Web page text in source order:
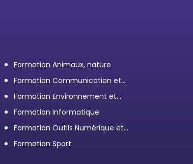
Formation Animaux, nature
Formation Communication et
efficacité personnelle et
professionnelle
Formation Environnement et
démarche RSE
Formation Informatique
Formation Outils Numérique et
Bureautique
Formation Sport